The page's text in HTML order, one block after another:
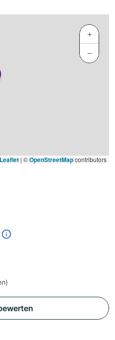
+
−
Leaflet | ©OpenStreetMapcontributors